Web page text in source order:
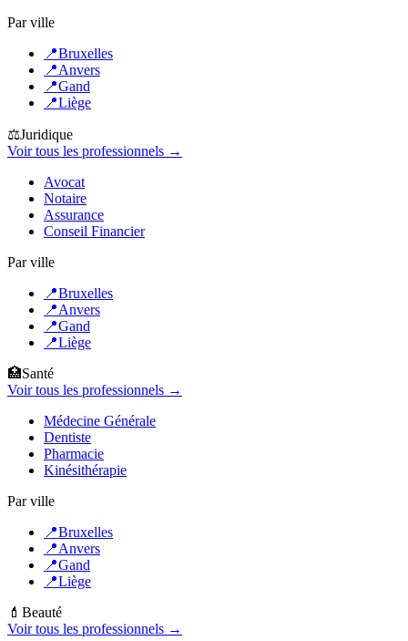
Par ville
📍Bruxelles
📍Anvers
📍Gand
📍Liège
⚖️Juridique
Voir tous les professionnels →
Avocat
Notaire
Assurance
Conseil Financier
Par ville
📍Bruxelles
📍Anvers
📍Gand
📍Liège
🏥Santé
Voir tous les professionnels →
Médecine Générale
Dentiste
Pharmacie
Kinésithérapie
Par ville
📍Bruxelles
📍Anvers
📍Gand
📍Liège
💄 Beauté
Voir tous les professionnels →